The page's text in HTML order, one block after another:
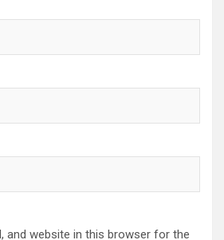
and website in this browser for the